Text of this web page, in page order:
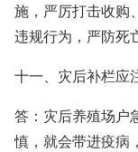
施，严厉打击收购
违规行为，严防死
十一、灾后补栏应
答：灾后养殖场户
慎，就会带进疫病